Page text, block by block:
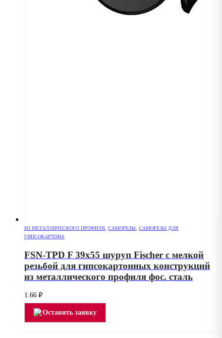
ИЗ МЕТАЛЛИЧЕСКОГО ПРОФИЛЯ САМОРЕЗЫ САМОРЕЗЫ ДЛЯ
ГИПСОКАРТОНА
FSN-TPD F 39х55 шуруп Fischer с мелкой
резьбой для гипсокартонных конструкций
из металлического профиля фос. сталь
1.66 ₽
Оставить заявку